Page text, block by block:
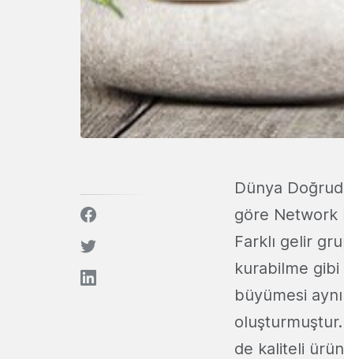
Dünya
göre Network
Farklı gelir
kurabilme gibi
büyümesi
de kaliteli